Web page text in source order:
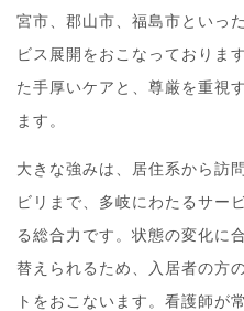
宮市、郡山市、福島市といっ
ビス展開をおこなっておりま
た手厚いケアと、尊厳を重視
ます。
大きな強みは、居住系から訪
ビリまで、多岐にわたるサー
る総合力です。状態の変化に
替えられるため、入居者の方
トをおこないます。看護師が